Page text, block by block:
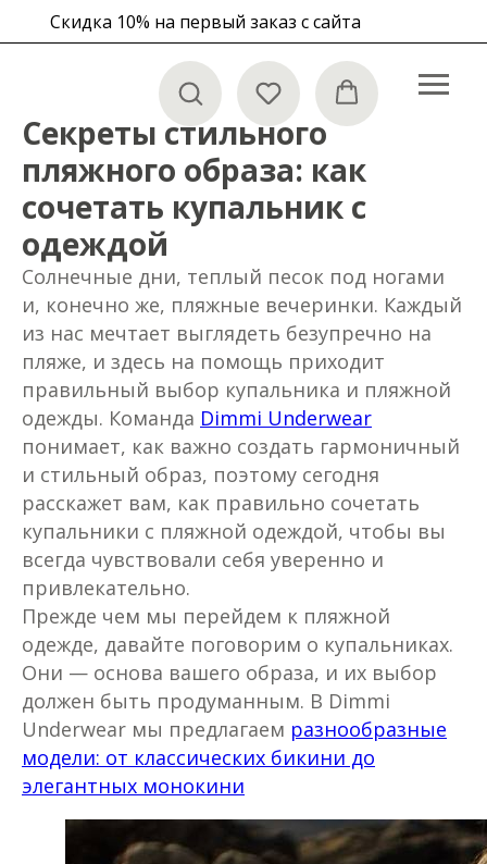
Скидка 10% на первый заказ с сайта
Секреты стильного
пляжного образа: как
сочетать купальник с
одеждой
Солнечные дни, теплый песок под ногами
и, конечно же, пляжные вечеринки. Каждый
из нас мечтает выглядеть безупречно на
пляже, и здесь на помощь приходит
правильный выбор купальника и пляжной
одежды. Команда Dimmi Underwear
понимает, как важно создать гармоничный
и стильный образ, поэтому сегодня
расскажет вам, как правильно сочетать
купальники с пляжной одеждой, чтобы вы
всегда чувствовали себя уверенно и
привлекательно.
Прежде чем мы перейдем к пляжной
одежде, давайте поговорим о купальниках.
Они — основа вашего образа, и их выбор
должен быть продуманным. В Dimmi
Underwear мы предлагаем разнообразные
модели: от классических бикини до
элегантных монокини